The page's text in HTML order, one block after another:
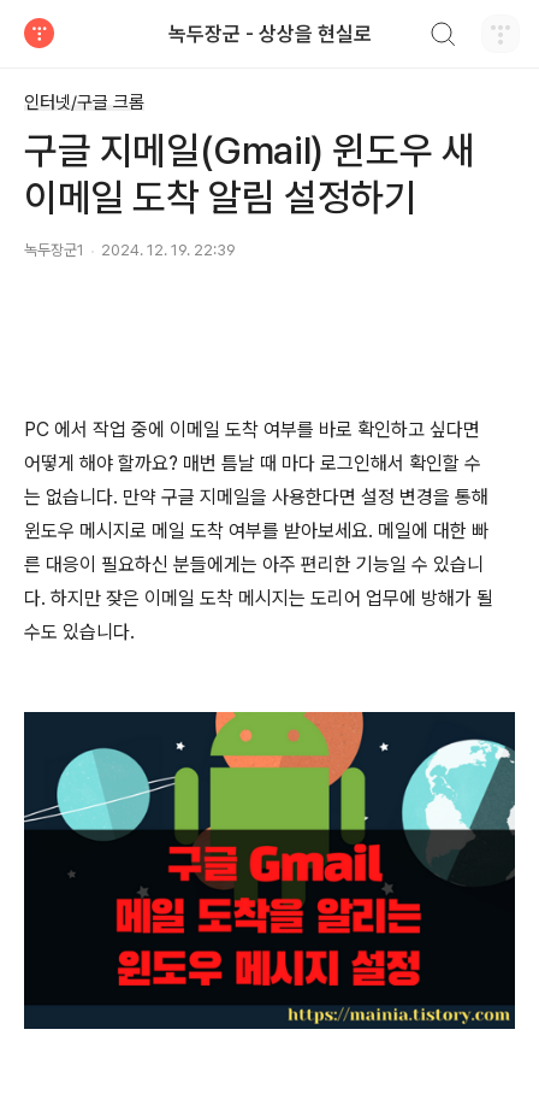
녹두장군 - 상상을 현실로
인터넷/구글 크롬
구글 지메일(Gmail) 윈도우 새
이메일 도착 알림 설정하기
녹두장군1 2024. 12. 19. 22:39
PC 에서 작업 중에 이메일 도착 여부를 바로 확인하고 싶다면
어떻게 해야 할까요? 매번 틈날 때 마다 로그인해서 확인할 수
는 없습니다. 만약 구글 지메일을 사용한다면 설정 변경을 통해
윈도우 메시지로 메일 도착 여부를 받아보세요. 메일에 대한 빠
른 대응이 필요하신 분들에게는 아주 편리한 기능일 수 있습니
다. 하지만 잦은 이메일 도착 메시지는 도리어 업무에 방해가 될
수도 있습니다.